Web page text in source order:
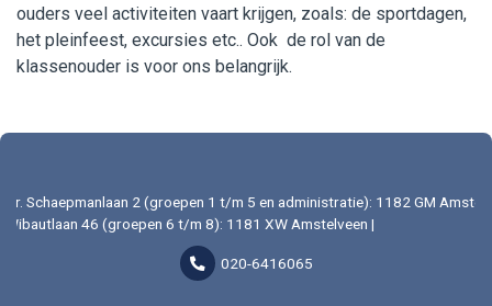
ouders veel activiteiten vaart krijgen, zoals: de sportdagen,
het pleinfeest, excursies etc.. Ook de rol van de
klassenouder is voor ons belangrijk.
Dr. Schaepmanlaan 2 (groepen 1 t/m 5 en administratie): 1182 GM
Wibautlaan 46 (groepen 6 t/m 8): 1181 XW Amstelveen |
020-6416065